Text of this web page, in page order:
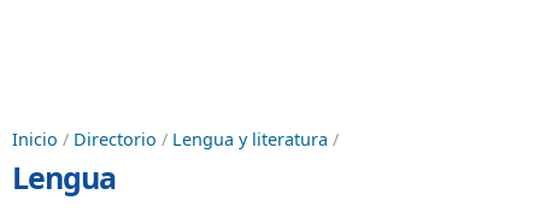
Inicio / Directorio / Lengua y literatura /
Lengua